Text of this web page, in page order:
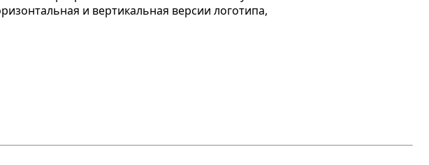
и вертикальная версии логотипа,